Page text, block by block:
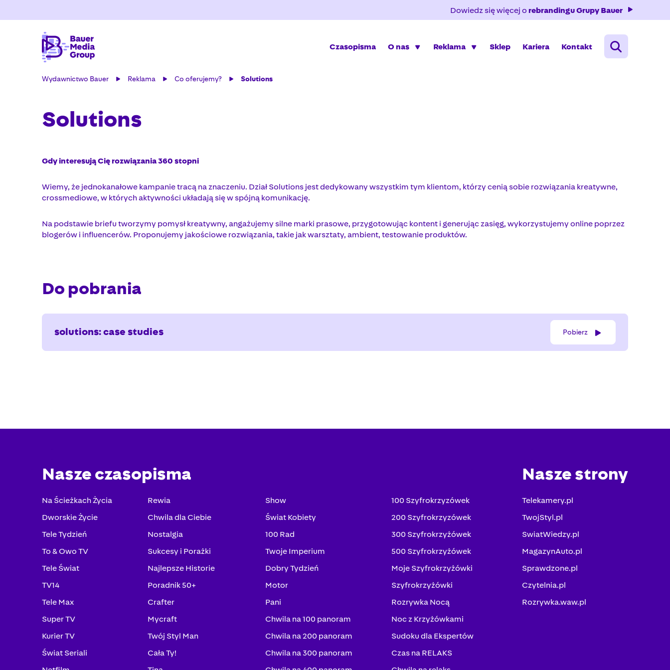
Dowiedz się więcej o rebrandingu Grupy Bauer
Czasopisma O nas Reklama Sklep Kariera Kontakt
Wydawnictwo Bauer Reklama Co oferujemy? Solutions
Solutions
Gdy interesują Cię rozwiązania 360 stopni
Wiemy, że jednokanałowe kampanie tracą na znaczeniu. Dział Solutions jest dedykowany wszystkim tym klientom, którzy cenią sobie rozwiązania kreatywne,
crossmediowe, w których aktywności układają się w spójną komunikację.
Na podstawie briefu tworzymy pomysł kreatywny, angażujemy silne marki prasowe, przygotowując kontent i generując zasięg, wykorzystujemy online poprzez
blogerów i influencerów. Proponujemy jakościowe rozwiązania, takie jak warsztaty, ambient, testowanie produktów.
Do pobrania
solutions: case studies Pobierz
Nasze czasopisma
Na Ścieżkach Życia
Dworskie Życie
Tele Tydzień
To & Owo TV
Tele Świat
TV14
Tele Max
Super TV
Kurier TV
Świat Seriali
Rewia
Chwila dla Ciebie
Nostalgia
Sukcesy i Porażki
Najlepsze Historie
Poradnik 50+
Crafter
Mycraft
Twój Styl Man
Cała Ty!
Show
Świat Kobiety
100 Rad
Twoje Imperium
Dobry Tydzień
Motor
Pani
Chwila na 100 panoram
Chwila na 200 panoram
Chwila na 300 panoram
100 Szyfrokrzyzówek
200 Szyfrokrzyzówek
300 Szyfrokrzyżówek
500 Szyfrokrzyżówek
Moje Szyfrokrzyżówki
Szyfrokrzyżówki
Rozrywka Nocą
Noc z Krzyżówkami
Sudoku dla Ekspertów
Czas na RELAKS
Nasze strony
Telekamery.pl
TwojStyl.pl
SwiatWiedzy.pl
MagazynAuto.pl
Sprawdzone.pl
Czytelnia.pl
Rozrywka.waw.pl